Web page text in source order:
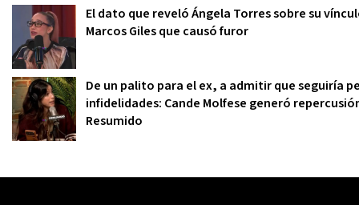
El dato que reveló Ángela Torres sobre su
Marcos Giles que causó furor
De un palito para el ex, a admitir que seguiría
infidelidades: Cande Molfese generó
Resumido